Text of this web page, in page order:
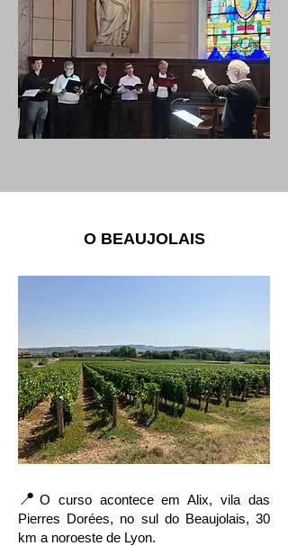
O BEAUJOLAIS
📍 O curso acontece em Alix, vila das
Pierres Dorées, no sul do Beaujolais, 30
km a noroeste de Lyon.